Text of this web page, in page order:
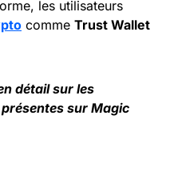
les utilisateurs
comme Trust Wallet
détail sur les
sur Magic